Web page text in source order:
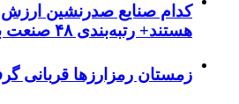
کدام صنایع صدرنشین‌ ارزش
هستند+ رتبه‌بندی ۴۸ صنعت بورسی
زمستان رمزارزها قربانی